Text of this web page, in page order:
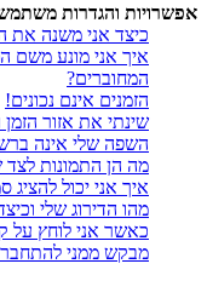
אפשרויות והגדרות
כיצד אני משנה את
איך אני מונע
המחוברים?
הזמנים אינם נכונים!
שינתי את אזור הזמן
השפה שלי אינה
מה הן התמונות
איך אני יכול להציג
מהו הדירוג שלי
כאשר אני לוחץ על
מבקש ממני